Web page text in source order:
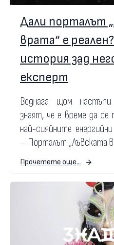
Дали порталът
врата“ е
история зад
експерт
Веднага щом
знаят, че е време да
най-сияйните
– Порталът „Лъвската
Прочетете още...